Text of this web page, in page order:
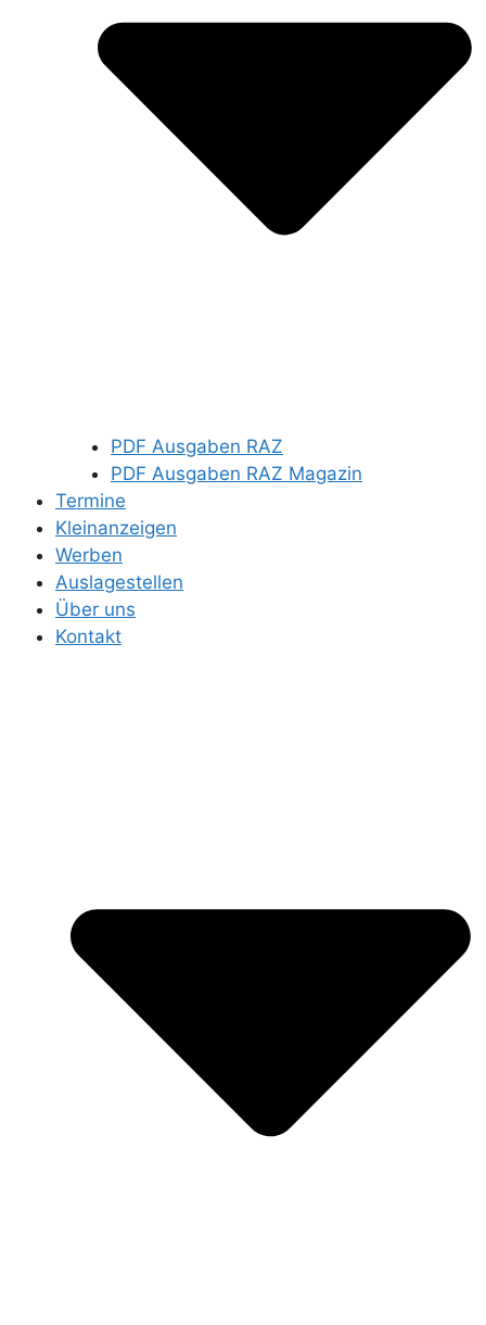
PDF Ausgaben RAZ
PDF Ausgaben RAZ Magazin
Termine
Kleinanzeigen
Werben
Auslagestellen
Über uns
Kontakt